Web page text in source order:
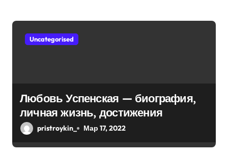
Uncategorised
Любовь Успенская — биография,
личная жизнь, достижения
pristroykin_ Мар 17, 2022